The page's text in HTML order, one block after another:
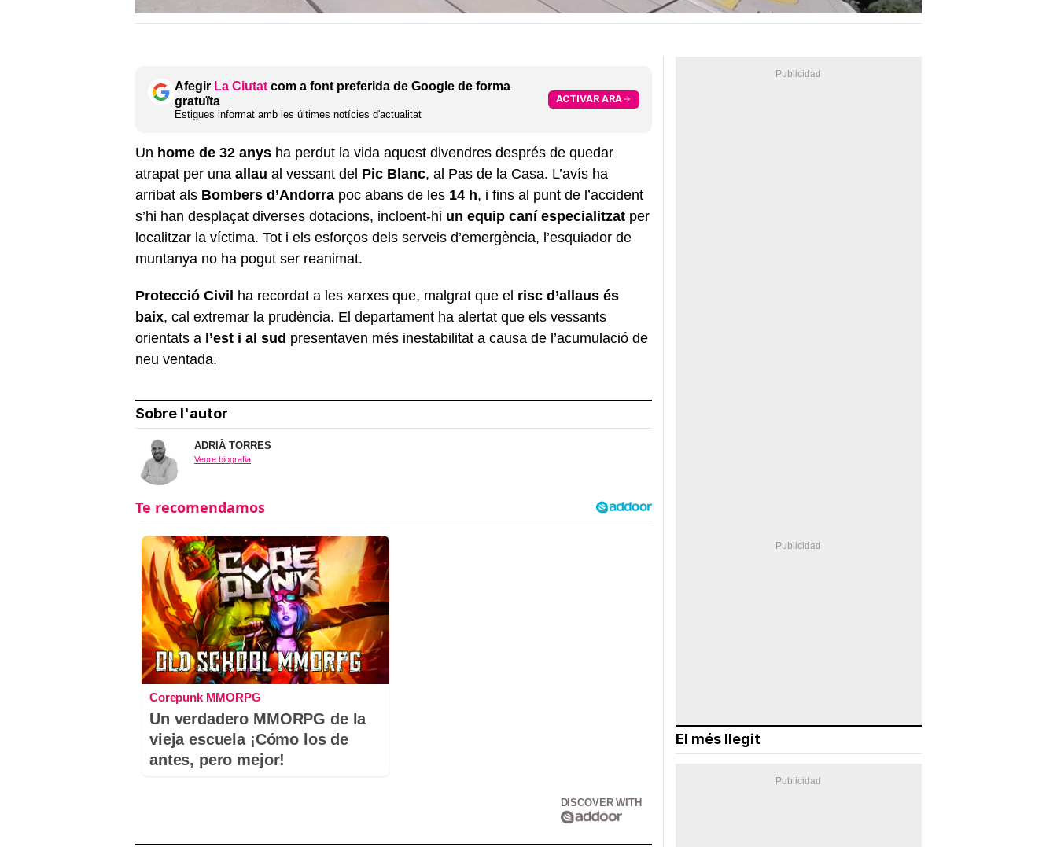
Afegir La Ciutat com a font preferida de Google de forma
gratuïta
Estigues informat amb les últimes notícies d'actualitat
ACTIVAR ARA
Un home de 32 anys ha perdut la vida aquest divendres després de quedar
atrapat per una allau al vessant del Pic Blanc, al Pas de la Casa. L’avís ha
arribat als Bombers d’Andorra poc abans de les 14 h, i fins al punt de l’accident
s’hi han desplaçat diverses dotacions, incloent-hi un equip caní especialitzat per
localitzar la víctima. Tot i els esforços dels serveis d’emergència, l’esquiador de
muntanya no ha pogut ser reanimat.
Protecció Civil ha recordat a les xarxes que, malgrat que el risc d’allaus és
baix, cal extremar la prudència. El departament ha alertat que els vessants
orientats a l’est i al sud presentaven més inestabilitat a causa de l’acumulació de
neu ventada.
Sobre l'autor
ADRIÀ TORRES
Veure biografia
Corepunk MMORPG
Un verdadero MMORPG de la
vieja escuela ¡Cómo los de
antes, pero mejor!
DISCOVER WITH
El més llegit